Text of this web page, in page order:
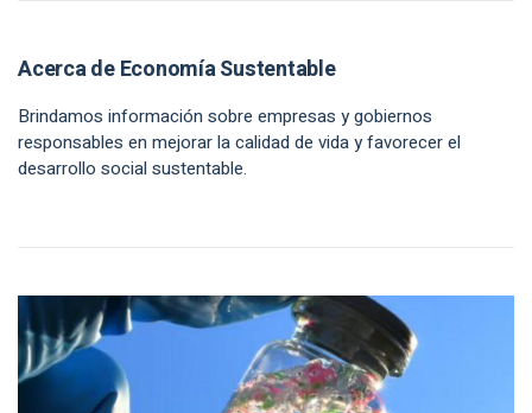
Acerca de Economía Sustentable
Brindamos información sobre empresas y gobiernos
responsables en mejorar la calidad de vida y favorecer el
desarrollo social sustentable.